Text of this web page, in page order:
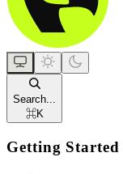
Search...
⌘K
Getting Started